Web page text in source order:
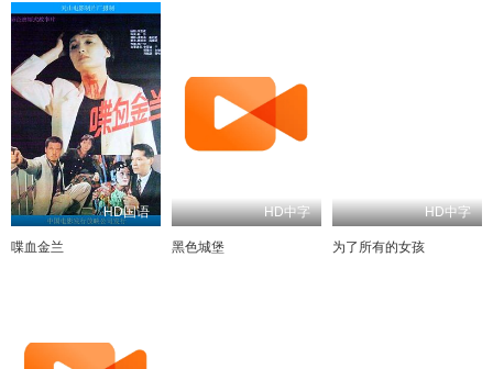
HD国语
喋血金兰
HD中字
黑色城堡
HD中字
为了所有的女孩